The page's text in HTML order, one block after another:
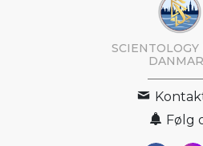
SCIENTOLOGY
Følg